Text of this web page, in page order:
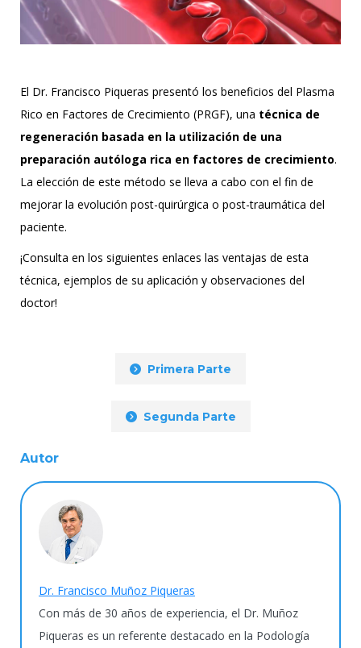
El Dr. Francisco Piqueras presentó los beneficios del Plasma
Rico en Factores de Crecimiento (PRGF), una técnica de
regeneración basada en la utilización de una
preparación autóloga rica en factores de crecimiento.
La elección de este método se lleva a cabo con el fin de
mejorar la evolución post-quirúrgica o post-traumática del
paciente.
¡Consulta en los siguientes enlaces las ventajas de esta
técnica, ejemplos de su aplicación y observaciones del
doctor!
Primera Parte
Segunda Parte
Autor
Dr. Francisco Muñoz Piqueras
Con más de 30 años de experiencia, el Dr. Muñoz
Piqueras es un referente destacado en la Podología